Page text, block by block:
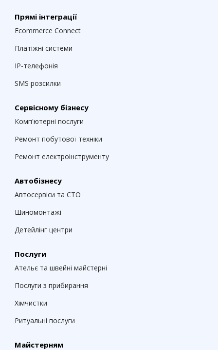
Прямі інтеграції
Ecommerce Connect
Платіжні системи
IP-телефонія
SMS розсилки
Сервісному бізнесу
Комп'ютерні послуги
Ремонт побутової техніки
Ремонт електроінструменту
Автобізнесу
Автосервіси та СТО
Шиномонтажі
Детейлінг центри
Послуги
Ательє та швейні майстерні
Послуги з прибирання
Хімчистки
Ритуальні послуги
Майстерням